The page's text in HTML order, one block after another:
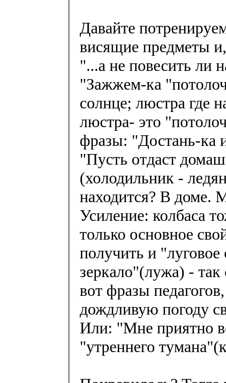
Давайте
висящие предметы
"...а не повесить ли
"Зажжем-ка
солнце; люстра где
люстра- это
фразы: "Достань-ка
"Пусть отдаст
(холодильник -
находится? В доме.
Усиление: колбаса
только основное
получить и
зеркало"(лужа) -
вот фразы
дождливую погоду
Или: "Мне приятно
"утреннего